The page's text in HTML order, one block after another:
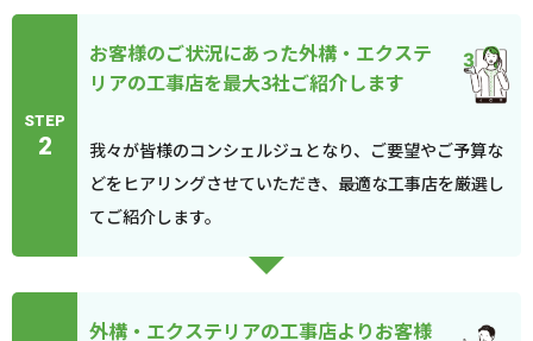
STEP
2
お客様のご状況にあった外構・エクステ
リアの工事店を最大3社ご紹介します
我々が皆様のコンシェルジュとなり、ご要望やご予算な
どをヒアリングさせていただき、最適な工事店を厳選し
てご紹介します。
外構・エクステリアの工事店よりお客様